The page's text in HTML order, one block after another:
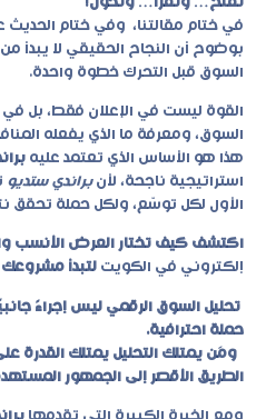
في ختام مقالتنا، وفي ختام الحديث
بوضوح أن النجاح الحقيقي لا يبدأ
السوق قبل التحرك خطوة واحدة.
القوة ليست في الإعلان فقط، بل في
السوق، ومعرفة ما الذي يفعله
هذا هو الأساس الذي تعتمد عليه
استراتيجية ناجحة، لأنبراندي ستديو
الأول لكل توسّع، ولكل حملة تحقق
اكتشف كيف تختار العرض الأنسب
إلكتروني في الكويت لتبدأ مشروعك
تحليل السوق الرقمي ليس إجراءً
حملة احترافية.
ومَن يمتلك التحليل يمتلك القدرة
الطريق الأقصر إلى الجمهور